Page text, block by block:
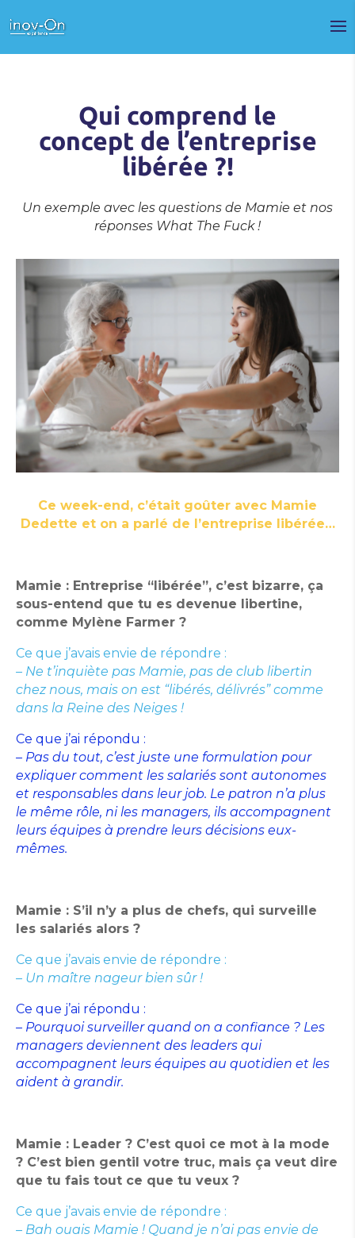
Qui comprend le
concept de l’entreprise
libérée ?!
Un exemple avec les questions de Mamie et nos
réponses What The Fuck !
Ce week-end, c’était goûter avec Mamie
Dedette et on a parlé de l’entreprise libérée…
Mamie : Entreprise “libérée”, c’est bizarre, ça
sous-entend que tu es devenue libertine,
comme Mylène Farmer ?
Ce que j’avais envie de répondre :
– Ne t’inquiète pas Mamie, pas de club libertin
chez nous, mais on est “libérés, délivrés” comme
dans la Reine des Neiges !
Ce que j’ai répondu :
– Pas du tout, c’est juste une formulation pour
expliquer comment les salariés sont autonomes
et responsables dans leur job. Le patron n’a plus
le même rôle, ni les managers, ils accompagnent
leurs équipes à prendre leurs décisions eux-
mêmes.
Mamie : S’il n’y a plus de chefs, qui surveille
les salariés alors ?
Ce que j’avais envie de répondre :
– Un maître nageur bien sûr !
Ce que j’ai répondu :
– Pourquoi surveiller quand on a confiance ? Les
managers deviennent des leaders qui
accompagnent leurs équipes au quotidien et les
aident à grandir.
Mamie : Leader ? C’est quoi ce mot à la mode
? C’est bien gentil votre truc, mais ça veut dire
que tu fais tout ce que tu veux ?
Ce que j’avais envie de répondre :
– Bah ouais Mamie ! Quand je n’ai pas envie de